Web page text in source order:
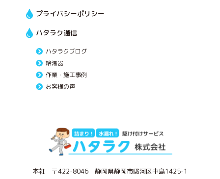
プライバシーポリシー
ハタラク通信
ハタラクブログ
給湯器
作業・施工事例
お客様の声
本社 〒422-8046 静岡県静岡市駿河区中島1425-1